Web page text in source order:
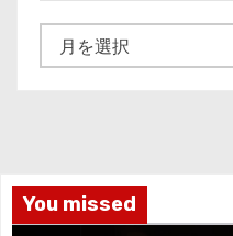
ー
ジ
ー
You missed